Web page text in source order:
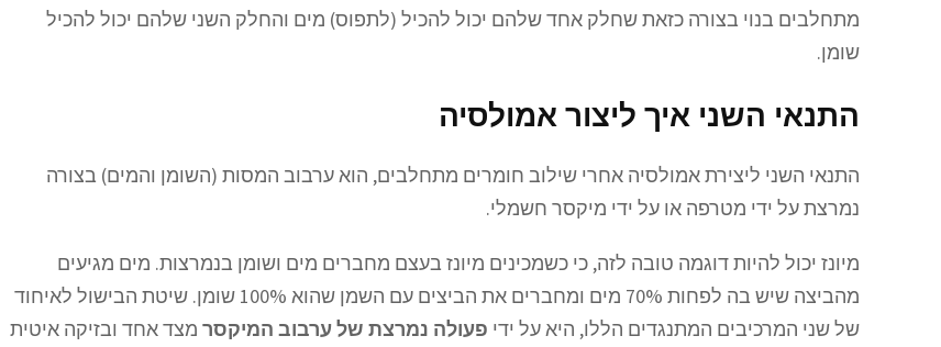
מתחלבים בנוי בצורה כזאת שחלק אחד שלהם יכול להכיל (לתפוס) מים והחלק השני שלהם יכול להכיל
שומן.
התנאי השני איך ליצור אמולסיה
התנאי השני ליצירת אמולסיה אחרי שילוב חומרים מתחלבים, הוא ערבוב המסות (השומן והמים) בצורה
נמרצת על ידי מטרפה או על ידי מיקסר חשמלי.
מיונז יכול להיות דוגמה טובה לזה, כי כשמכינים מיונז בעצם מחברים מים ושומן בנמרצות. מים מגיעים
מהביצה שיש בה לפחות 70% מים ומחברים את הביצים עם השמן שהוא 100% שומן. שיטת הבישול לאיחוד
של שני המרכיבים המתנגדים הללו, היא על ידי פעולה נמרצת של ערבוב המיקסר מצד אחד ובזיקה איטית